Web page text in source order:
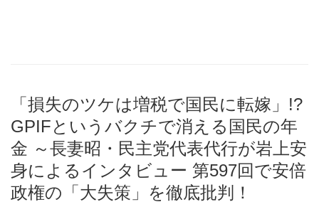
「損失のツケは増税で国民に転嫁」!?
GPIFというバクチで消える国民の年
金 ～長妻昭・民主党代表代行が岩上安
身によるインタビュー 第597回で安倍
政権の「大失策」を徹底批判！